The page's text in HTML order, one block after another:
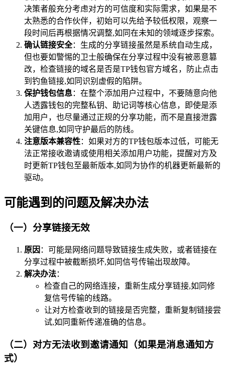
决策者般充分考虑对方的可信度和实际需求，如果是不
太熟悉的合作伙伴，初始可以先给予较低权限，观察一
段时间后再根据情况调整,如同在未知的领域逐步探索。
确认链接安全：生成的分享链接虽然是系统自动生成，
但也要如警惕的卫士般确保在分享过程中没有被恶意篡
改，检查链接的域名是否是TP钱包官方域名，防止点击
到钓鱼链接,如同识别虚假的陷阱。
保护钱包信息：在整个添加用户过程中，不要随意向他
人透露钱包的完整私钥、助记词等核心信息，即使是添
加用户，也尽量通过正规的分享功能，而不是直接泄露
关键信息,如同守护最后的防线。
注意版本兼容性：如果对方的TP钱包版本过低，可能无
法正常接收邀请或使用相关添加用户功能，提醒对方及
时更新TP钱包至最新版本,如同为协作的机器更新最新的
驱动。
可能遇到的问题及解决办法
（一）分享链接无效
原因 ：可能是网络问题导致链接生成失败，或者链接在
分享过程中被截断损坏,如同信号传输出现故障。
解决办法：
检查自己的网络连接，重新生成分享链接,如同修
复信号传输的线路。
让对方检查收到的链接是否完整，重新复制链接尝
试,如同重新传递准确的信息。
（二）对方无法收到邀请通知（如果是消息通知方
式）